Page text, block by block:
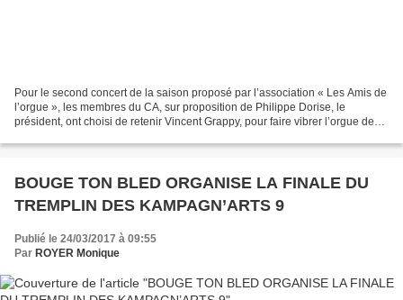
Pour le second concert de la saison proposé par l’association « Les Amis de
l’orgue », les membres du CA, sur proposition de Philippe Dorise, le
président, ont choisi de retenir Vincent Grappy, pour faire vibrer l’orgue de
BOUGE TON BLED ORGANISE LA FINALE DU
TREMPLIN DES KAMPAGN’ARTS 9
Publié le 24/03/2017 à 09:55
Par ROYER Monique